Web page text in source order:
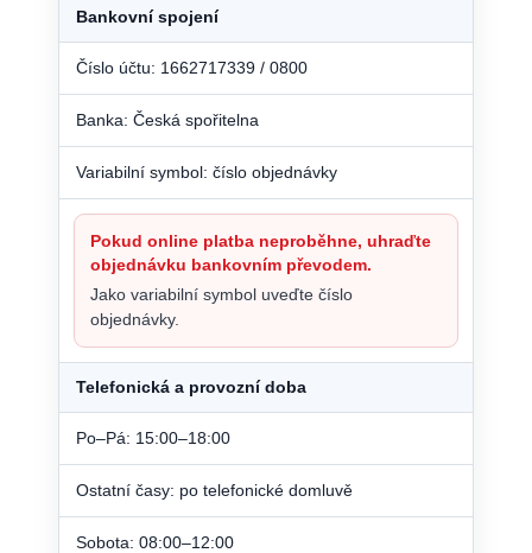
Bankovní spojení
Číslo účtu: 1662717339 / 0800
Banka: Česká spořitelna
Variabilní symbol: číslo objednávky
Pokud online platba neproběhne, uhraďte
objednávku bankovním převodem.
Jako variabilní symbol uveďte číslo
objednávky.
Telefonická a provozní doba
Po–Pá: 15:00–18:00
Ostatní časy: po telefonické domluvě
Sobota: 08:00–12:00